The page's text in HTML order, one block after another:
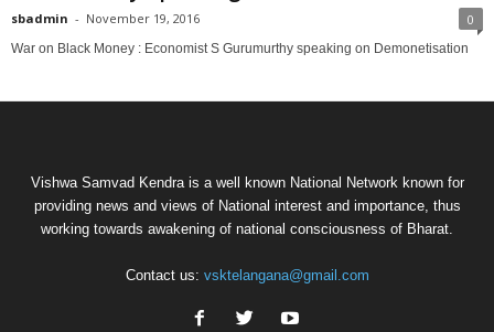
sbadmin - November 19, 2016 0
War on Black Money : Economist S Gurumurthy speaking on Demonetisation
Vishwa Samvad Kendra is a well known National Network known for
providing news and views of National interest and importance, thus
working towards awakening of national consciousness of Bharat.
Contact us: vsktelangana@gmail.com